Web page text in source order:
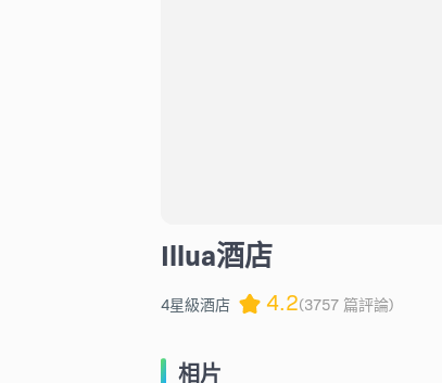
Illua酒店
4星級酒店 4.2(3757 篇評論)
相片